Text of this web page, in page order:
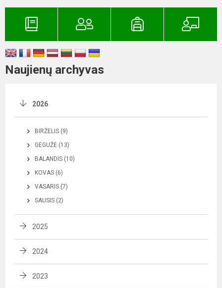
Naujienų archyvas
2026
BIRŽELIS (9)
GEGUŽĖ (13)
BALANDIS (10)
KOVAS (6)
VASARIS (7)
SAUSIS (2)
2025
2024
2023